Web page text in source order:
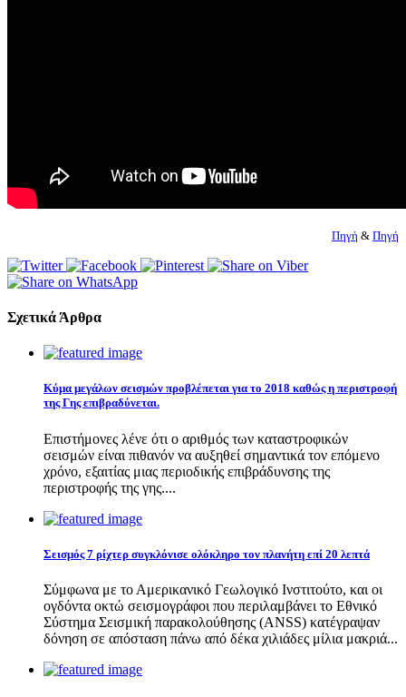
Πηγή & Πηγή
Σχετικά Άρθρα
Κύμα μεγάλων σεισμών προβλέπεται για το 2018 καθώς η περιστροφή
της Γης επιβραδύνεται.
Επιστήμονες λένε ότι ο αριθμός των καταστροφικών
σεισμών είναι πιθανόν να αυξηθεί σημαντικά τον επόμενο
χρόνο, εξαιτίας μιας περιοδικής επιβράδυνσης της
περιστροφής της γης....
Σεισμός 7 ρίχτερ συγκλόνισε ολόκληρο τον πλανήτη επί 20 λεπτά
Σύμφωνα με το Αμερικανικό Γεωλογικό Ινστιτούτο, και οι
ογδόντα οκτώ σεισμογράφοι που περιλαμβάνει το Εθνικό
Σύστημα Σεισμική παρακολούθησης (ANSS) κατέγραψαν
δόνηση σε απόσταση πάνω από δέκα χιλιάδες μίλια μακριά...